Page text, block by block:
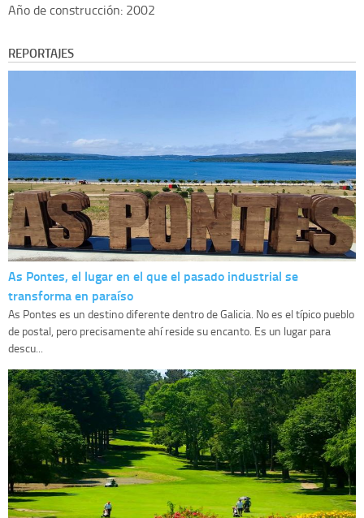
Año de construcción: 2002
REPORTAJES
As Pontes, el lugar en el que el pasado industrial se
transforma en paraíso
As Pontes es un destino diferente dentro de Galicia. No es el típico pueblo
de postal, pero precisamente ahí reside su encanto. Es un lugar para
descu...